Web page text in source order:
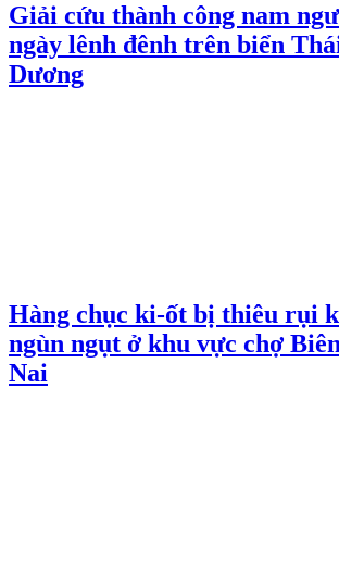
Giải cứu thành công nam
ngày lênh đênh trên biển
Dương
Hàng chục ki-ốt bị thiêu rụi
ngùn ngụt ở khu vực chợ
Nai